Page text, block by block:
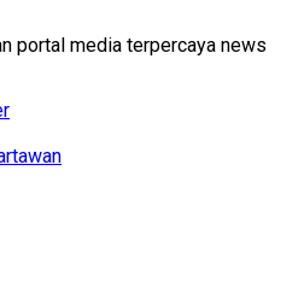
portal media terpercaya news